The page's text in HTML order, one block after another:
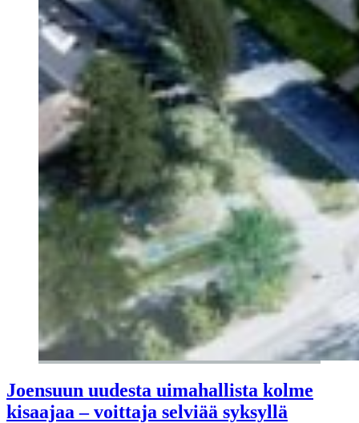
Joensuun uudesta uimahallista kolme
kisaajaa – voittaja selviää syksyllä